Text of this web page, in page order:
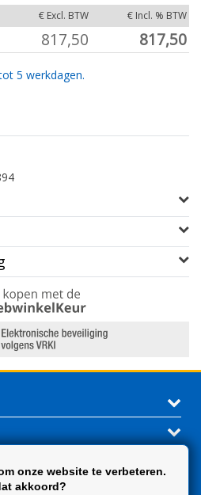
€ Excl. BTW € Incl. % BTW
817,50 817,50
5 werkdagen.
onze website te verbeteren.
akkoord?